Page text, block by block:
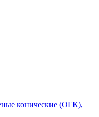
конические (ОГК),